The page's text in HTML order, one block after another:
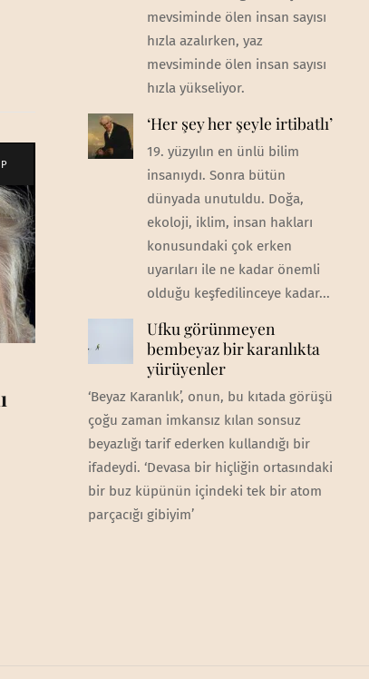
mevsiminde ölen insan sayısı
hızla azalırken, yaz
mevsiminde ölen insan sayısı
hızla yükseliyor.
‘Her şey her şeyle irtibatlı’
19. yüzyılın en ünlü bilim
insanıydı. Sonra bütün
dünyada unutuldu. Doğa,
ekoloji, iklim, insan hakları
konusundaki çok erken
uyarıları ile ne kadar önemli
olduğu keşfedilinceye kadar...
Ufku görünmeyen
bembeyaz bir karanlıkta
yürüyenler
‘Beyaz Karanlık’, onun, bu kıtada görüşü
çoğu zaman imkansız kılan sonsuz
beyazlığı tarif ederken kullandığı bir
ifadeydi. ‘Devasa bir hiçliğin ortasındaki
bir buz küpünün içindeki tek bir atom
parçacığı gibiyim’